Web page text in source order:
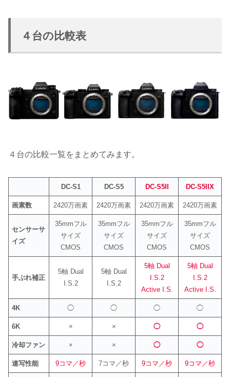
４台の比較表
４台の比較一覧をまとめてみます。
DC-S1 DC-S5 DC-S5II DC-S5IIX
画素数 2420万画素 2420万画素 2420万画素 2420万画素
センサーサ
イズ
35mmフル
サイズ
CMOS
35mmフル
サイズ
CMOS
35mmフル
サイズ
CMOS
35mmフル
サイズ
CMOS
手ぶれ補正
5軸 Dual
I.S.2
5軸 Dual
I.S.2
5軸 Dual
I.S.2
Active I.S.
5軸 Dual
I.S.2
Active I.S.
4K ◯ ◯ ◯ ◯
6K × × ◯ ◯
冷却ファン × × ◯ ◯
連写性能 9コマ／秒 7コマ／秒 9コマ／秒 9コマ／秒